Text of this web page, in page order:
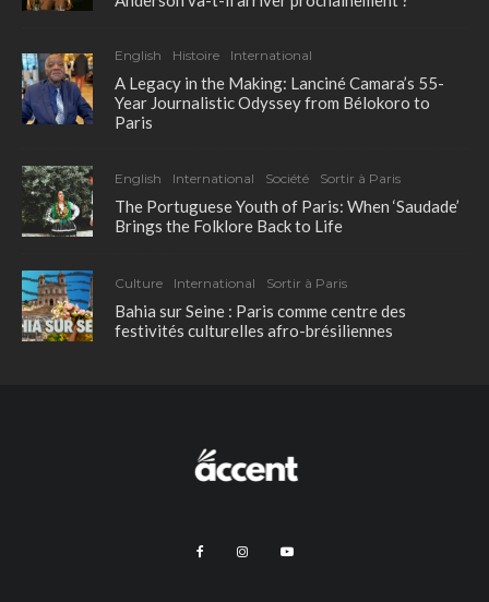
English Histoire International
A Legacy in the Making: Lanciné Camara’s 55-
Year Journalistic Odyssey from Bélokoro to
Paris
English International Société Sortir à Paris
The Portuguese Youth of Paris: When ‘Saudade’
Brings the Folklore Back to Life
Culture International Sortir à Paris
Bahia sur Seine : Paris comme centre des
festivités culturelles afro-brésiliennes